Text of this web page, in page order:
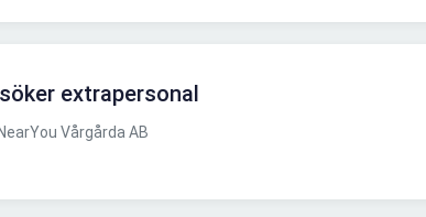
extrapersonal
NearYou Vårgårda AB